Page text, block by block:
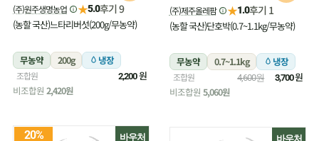
(주)원주생명농업 ★5.0후기 9
(농할 국산)느타리버섯(200g/무농약)
무농약 200g 냉장
조합원 2,200원
비조합원 2,420원
(주)제주올레팜 ★1.0후기 1
(농할 국산)단호박(0.7~1.1kg/무농약)
무농약 0.7~1.1kg 냉장
조합원 4,600원 3,700원
비조합원 5,060원
바우처
20% 바우처